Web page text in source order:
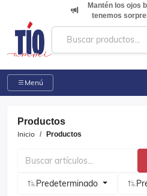
Mantén los ojos
tenemos
Menú
Productos
Inicio Productos
Predeterminado